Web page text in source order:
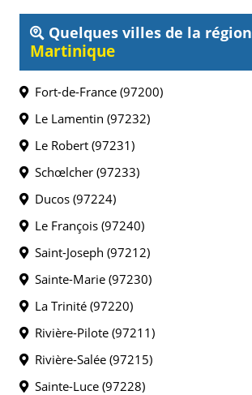
Quelques villes de la région
Martinique
Fort-de-France (97200)
Le Lamentin (97232)
Le Robert (97231)
Schœlcher (97233)
Ducos (97224)
Le François (97240)
Saint-Joseph (97212)
Sainte-Marie (97230)
La Trinité (97220)
Rivière-Pilote (97211)
Rivière-Salée (97215)
Sainte-Luce (97228)